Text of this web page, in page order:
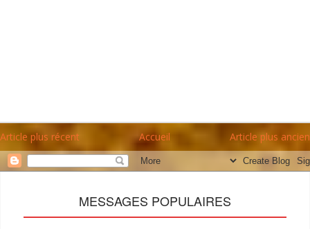
Article plus récent Accueil Article plus ancien
MESSAGES POPULAIRES